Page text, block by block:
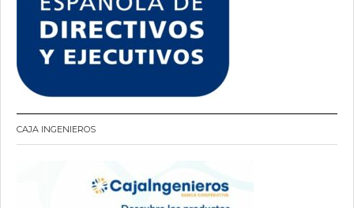
CAJA INGENIEROS